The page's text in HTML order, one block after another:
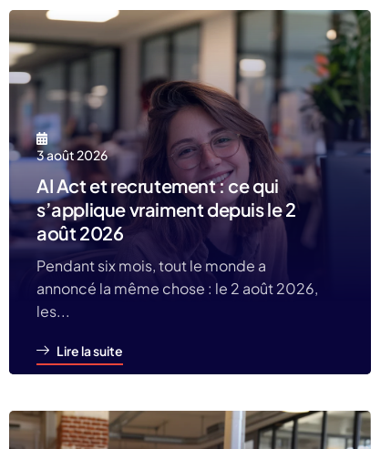
3 août 2026
AI Act et recrutement : ce qui
s’applique vraiment depuis le 2
août 2026
Pendant six mois, tout le monde a
annoncé la même chose : le 2 août 2026,
les...
Lire la suite